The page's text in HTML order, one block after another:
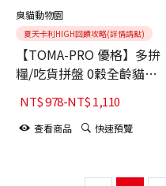
臭貓動物園
夏天卡利HIGH回饋攻略(詳情請點)
【TOMA-PRO 優格】多拚
糧/吃貨拼盤 0穀全齡貓凍
乾飼料【鮭魚佐嫩雞蘋
果】4LB
NT$978-NT$1,110
查看商品 快速預覽